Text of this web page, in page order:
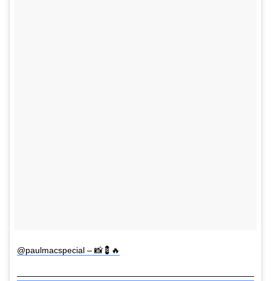
@paulmacspecial – 📸💈🔥
————————————————————————————